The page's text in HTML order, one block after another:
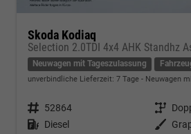
Skoda Kodiaq
Neuwagen mit Tageszulassung
unverbindliche Lieferzeit: 7 Tage Neuwagen
Fahrzeugnr. 52864 Getriebe
Kraftstoff Diesel Außenfarbe